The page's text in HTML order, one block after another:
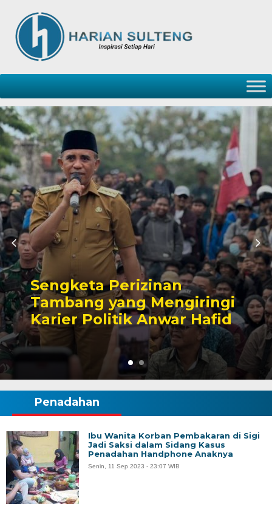
Sengketa Perizinan
Tambang yang Mengiringi
Karier Politik Anwar Hafid
Penadahan
Ibu Wanita Korban Pembakaran di Sigi
Jadi Saksi dalam Sidang Kasus
Penadahan Handphone Anaknya
Senin, 11 Sep 2023 - 23:07 WIB